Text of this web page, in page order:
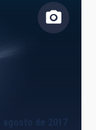
de 2017